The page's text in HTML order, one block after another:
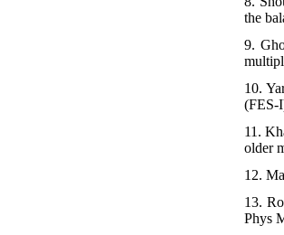
the
9.
10.
(FES-
11.
older
12.
13.
Phys